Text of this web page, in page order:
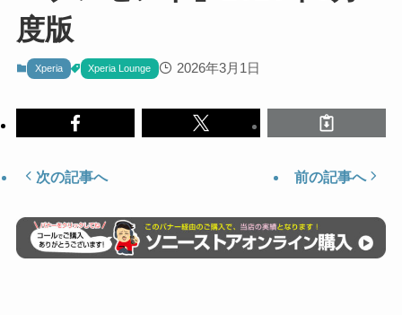
度版
Xperia Xperia Lounge 2026年3月1日
次の記事へ 前の記事へ